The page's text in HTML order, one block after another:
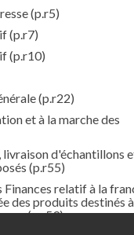
(p.r5)
(p.r7)
(p.r10)
(p.r22)
et à la marche des
livraison d'échantillons
(p.r55)
relatif à la
des produits destinés à
(p.r59)